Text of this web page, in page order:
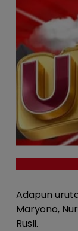
Adapun
Maryono,
Rusli.